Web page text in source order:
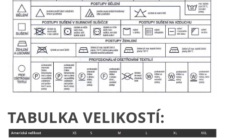
TABULKA VELIKOSTÍ: